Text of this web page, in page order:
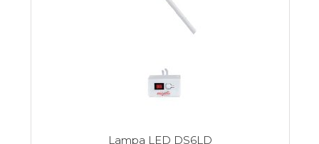
Lampa LED DS6LD